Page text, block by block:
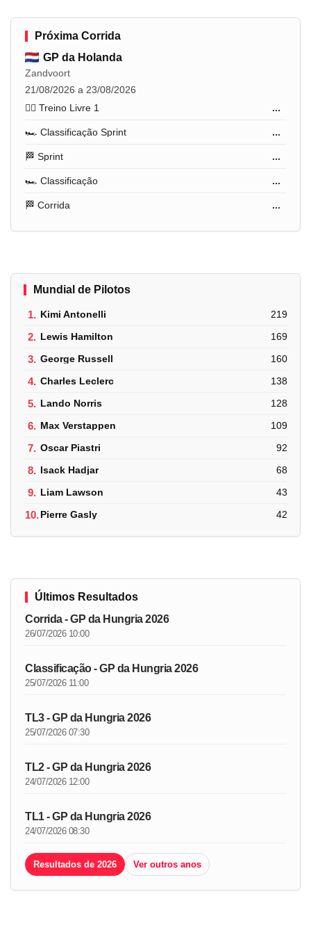
Próxima Corrida
GP da Holanda
Zandvoort
21/08/2026 a 23/08/2026
🏋️‍♂️ Treino Livre 1
...
🏎️ Classificação Sprint ...
🏁 Sprint ...
🏎️ Classificação ...
🏁 Corrida ...
Mundial de Pilotos
1. Kimi Antonelli 219
2. Lewis Hamilton 169
3. George Russell 160
4. Charles Leclerc 138
5. Lando Norris 128
6. Max Verstappen 109
7. Oscar Piastri 92
8. Isack Hadjar 68
9. Liam Lawson 43
10.Pierre Gasly 42
Últimos Resultados
Corrida - GP da Hungria 2026
26/07/2026 10:00
Classificação - GP da Hungria 2026
25/07/2026 11:00
TL3 - GP da Hungria 2026
25/07/2026 07:30
TL2 - GP da Hungria 2026
24/07/2026 12:00
TL1 - GP da Hungria 2026
24/07/2026 08:30
Resultados de 2026 Ver outros anos